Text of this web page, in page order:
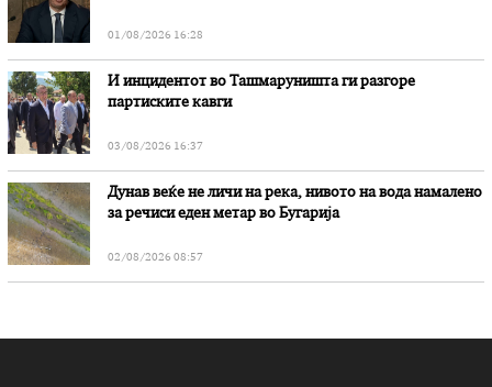
01/08/2026 16:28
И инцидентот во Ташмаруништa ги разгоре
партиските кавги
03/08/2026 16:37
Дунав веќе не личи на река, нивото на вода намалено
за речиси еден метар во Бугарија
02/08/2026 08:57